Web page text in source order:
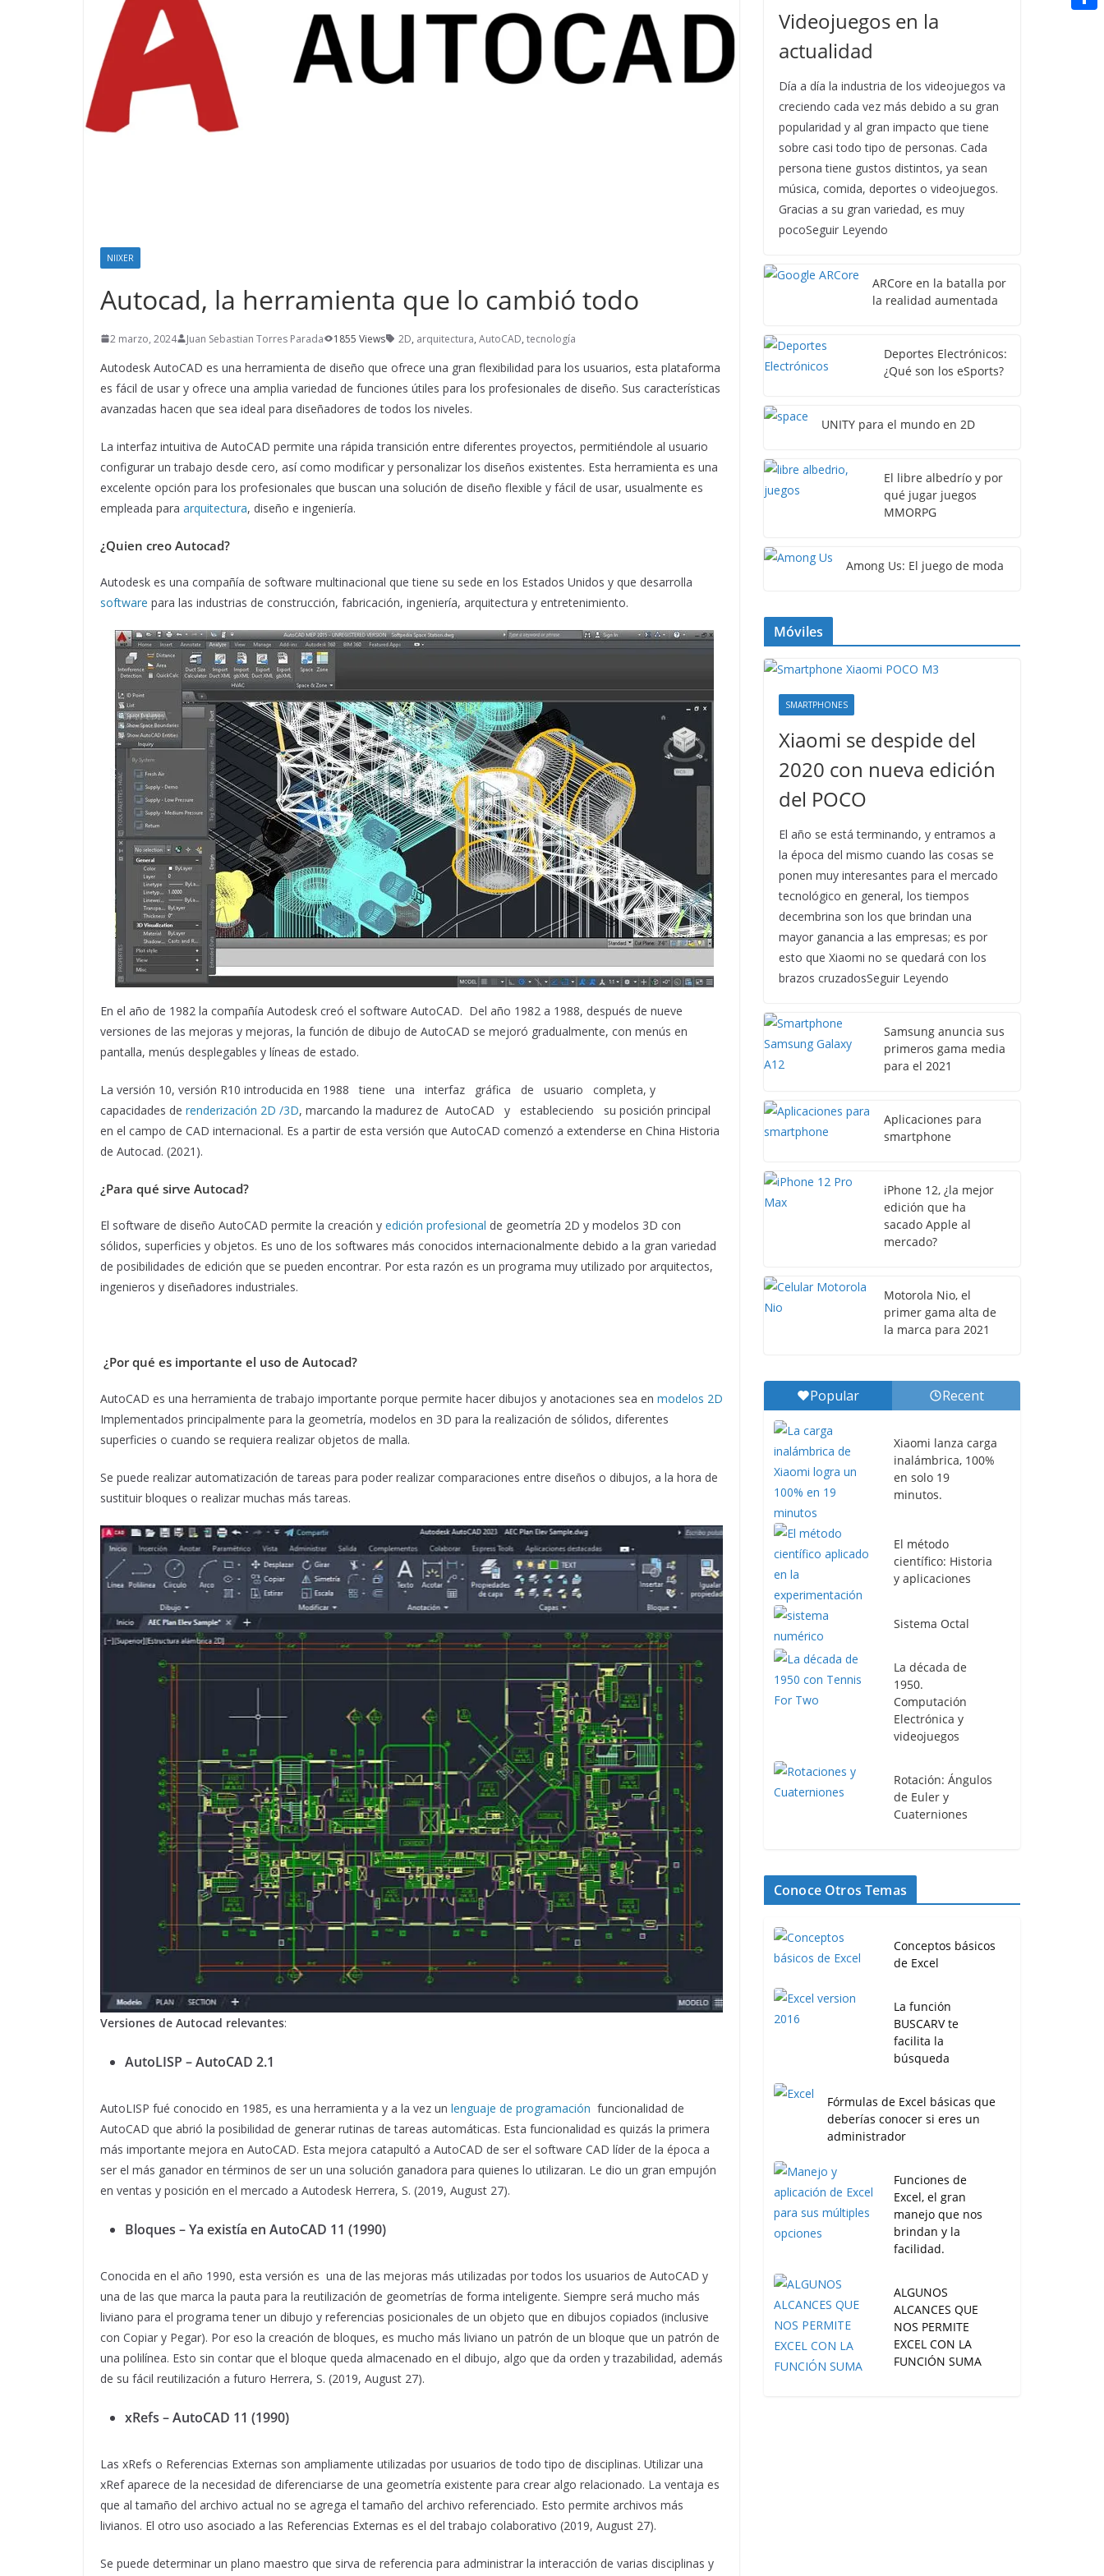
NIIXER
Autocad, la herramienta que lo cambió todo
2 marzo, 2024 Juan Sebastian Torres Parada 1855 Views 2D, arquitectura, AutoCAD, tecnología
Autodesk AutoCAD es una herramienta de diseño que ofrece una gran flexibilidad para los usuarios, esta plataforma
es fácil de usar y ofrece una amplia variedad de funciones útiles para los profesionales de diseño. Sus características
avanzadas hacen que sea ideal para diseñadores de todos los niveles.
La interfaz intuitiva de AutoCAD permite una rápida transición entre diferentes proyectos, permitiéndole al usuario
configurar un trabajo desde cero, así como modificar y personalizar los diseños existentes. Esta herramienta es una
excelente opción para los profesionales que buscan una solución de diseño flexible y fácil de usar, usualmente es
empleada para arquitectura, diseño e ingeniería.
¿Quien creo Autocad?
Autodesk es una compañía de software multinacional que tiene su sede en los Estados Unidos y que desarrolla
software para las industrias de construcción, fabricación, ingeniería, arquitectura y entretenimiento.
En el año de 1982 la compañía Autodesk creó el software AutoCAD. Del año 1982 a 1988, después de nueve
versiones de las mejoras y mejoras, la función de dibujo de AutoCAD se mejoró gradualmente, con menús en
pantalla, menús desplegables y líneas de estado.
La versión 10, versión R10 introducida en 1988 tiene una interfaz gráfica de usuario completa, y
capacidades de renderización 2D /3D, marcando la madurez de AutoCAD y estableciendo su posición principal
en el campo de CAD internacional. Es a partir de esta versión que AutoCAD comenzó a extenderse en China Historia
de Autocad. (2021).
¿Para qué sirve Autocad?
El software de diseño AutoCAD permite la creación y edición profesional de geometría 2D y modelos 3D con
sólidos, superficies y objetos. Es uno de los softwares más conocidos internacionalmente debido a la gran variedad
de posibilidades de edición que se pueden encontrar. Por esta razón es un programa muy utilizado por arquitectos,
ingenieros y diseñadores industriales.
¿Por qué es importante el uso de Autocad?
AutoCAD es una herramienta de trabajo importante porque permite hacer dibujos y anotaciones sea en modelos 2D
Implementados principalmente para la geometría, modelos en 3D para la realización de sólidos, diferentes
superficies o cuando se requiera realizar objetos de malla.
Se puede realizar automatización de tareas para poder realizar comparaciones entre diseños o dibujos, a la hora de
sustituir bloques o realizar muchas más tareas.
Versiones de Autocad relevantes:
AutoLISP – AutoCAD 2.1
AutoLISP fué conocido en 1985, es una herramienta y a la vez un lenguaje de programación funcionalidad de
AutoCAD que abrió la posibilidad de generar rutinas de tareas automáticas. Esta funcionalidad es quizás la primera
más importante mejora en AutoCAD. Esta mejora catapultó a AutoCAD de ser el software CAD líder de la época a
ser el más ganador en términos de ser un una solución ganadora para quienes lo utilizaran. Le dio un gran empujón
en ventas y posición en el mercado a Autodesk Herrera, S. (2019, August 27).
Bloques – Ya existía en AutoCAD 11 (1990)
Conocida en el año 1990, esta versión es una de las mejoras más utilizadas por todos los usuarios de AutoCAD y
una de las que marca la pauta para la reutilización de geometrías de forma inteligente. Siempre será mucho más
liviano para el programa tener un dibujo y referencias posicionales de un objeto que en dibujos copiados (inclusive
con Copiar y Pegar). Por eso la creación de bloques, es mucho más liviano un patrón de un bloque que un patrón de
una polilínea. Esto sin contar que el bloque queda almacenado en el dibujo, algo que da orden y trazabilidad, además
de su fácil reutilización a futuro Herrera, S. (2019, August 27).
xRefs – AutoCAD 11 (1990)
Las xRefs o Referencias Externas son ampliamente utilizadas por usuarios de todo tipo de disciplinas. Utilizar una
xRef aparece de la necesidad de diferenciarse de una geometría existente para crear algo relacionado. La ventaja es
que al tamaño del archivo actual no se agrega el tamaño del archivo referenciado. Esto permite archivos más
livianos. El otro uso asociado a las Referencias Externas es el del trabajo colaborativo (2019, August 27).
Se puede determinar un plano maestro que sirva de referencia para administrar la interacción de varias disciplinas y
Videojuegos en la
actualidad
Día a día la industria de los videojuegos va
creciendo cada vez más debido a su gran
popularidad y al gran impacto que tiene
sobre casi todo tipo de personas. Cada
persona tiene gustos distintos, ya sean
música, comida, deportes o videojuegos.
Gracias a su gran variedad, es muy
pocoSeguir Leyendo
ARCore en la batalla por
la realidad aumentada
Deportes Electrónicos:
¿Qué son los eSports?
UNITY para el mundo en 2D
El libre albedrío y por
qué jugar juegos
MMORPG
Among Us: El juego de moda
Móviles
SMARTPHONES
Xiaomi se despide del
2020 con nueva edición
del POCO
El año se está terminando, y entramos a
la época del mismo cuando las cosas se
ponen muy interesantes para el mercado
tecnológico en general, los tiempos
decembrina son los que brindan una
mayor ganancia a las empresas; es por
esto que Xiaomi no se quedará con los
brazos cruzadosSeguir Leyendo
Samsung anuncia sus
primeros gama media
para el 2021
Aplicaciones para
smartphone
iPhone 12, ¿la mejor
edición que ha
sacado Apple al
mercado?
Motorola Nio, el
primer gama alta de
la marca para 2021
Popular Recent
Xiaomi lanza carga
inalámbrica, 100%
en solo 19
minutos.
El método
científico: Historia
y aplicaciones
Sistema Octal
La década de
1950.
Computación
Electrónica y
videojuegos
Rotación: Ángulos
de Euler y
Cuaterniones
Conoce Otros Temas
Conceptos básicos
de Excel
La función
BUSCARV te
facilita la
búsqueda
Fórmulas de Excel básicas que
deberías conocer si eres un
administrador
Funciones de
Excel, el gran
manejo que nos
brindan y la
facilidad.
ALGUNOS
ALCANCES QUE
NOS PERMITE
EXCEL CON LA
FUNCIÓN SUMA
n
a